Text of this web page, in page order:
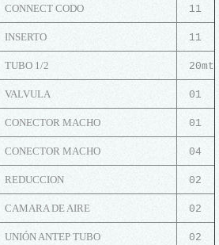
CONNECT CODO 11
INSERTO 11
TUBO 1/2 20mt
VALVULA 01
CONECTOR MACHO 01
CONECTOR MACHO 04
REDUCCION 02
CAMARA DE AIRE 02
UNIÓN ANTEP TUBO 02